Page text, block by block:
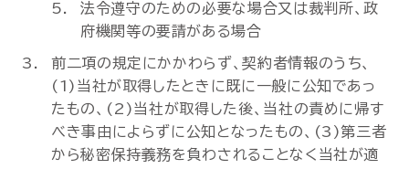
法令遵守のための必要な場合又は裁判所、政
府機関等の要請がある場合
前二項の規定にかかわらず、契約者情報のうち、
(1)当社が取得したときに既に一般に公知であっ
たもの、(2)当社が取得した後、当社の責めに帰す
べき事由によらずに公知となったもの、(3)第三者
から秘密保持義務を負わされることなく当社が適